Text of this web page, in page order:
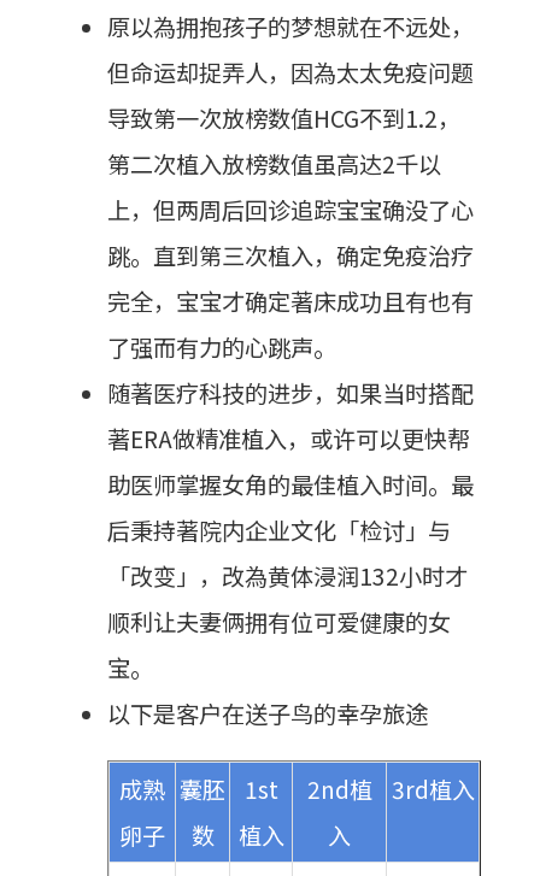
原以為拥抱孩子的梦想就在不远处，
但命运却捉弄人，因為太太免疫问题
导致第一次放榜数值HCG不到1.2，
第二次植入放榜数值虽高达2千以
上，但两周后回诊追踪宝宝确没了心
跳。直到第三次植入，确定免疫治疗
完全，宝宝才确定著床成功且有也有
了强而有力的心跳声。
随著医疗科技的进步，如果当时搭配
著ERA做精准植入，或许可以更快帮
助医师掌握女角的最佳植入时间。最
后秉持著院内企业文化「检讨」与
「改变」，改為黄体浸润132小时才
顺利让夫妻俩拥有位可爱健康的女
宝。
以下是客户在送子鸟的幸孕旅途
成熟
卵子
囊胚
数
1st
植入
2nd植
入
3rd植入